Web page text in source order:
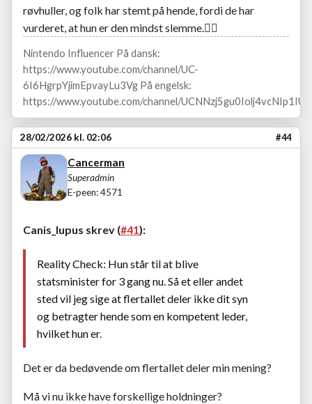
røvhuller, og folk har stemt på hende, fordi de har
vurderet, at hun er den mindst slemme.🤷‍♂️
Nintendo Influencer På dansk:
https://www.youtube.com/channel/UC-
6I6HgrpYjimEpvayLu3Vg På engelsk:
https://www.youtube.com/channel/UCNNzj5gu0Iolj4vcNIp1IUA
28/02/2026 kl. 02:06 #44
Cancerman
Superadmin
E-peen: 4571
Canis_lupus skrev (#41):
Reality Check: Hun står til at blive
statsminister for 3 gang nu. Så et eller andet
sted vil jeg sige at flertallet deler ikke dit syn
og betragter hende som en kompetent leder,
hvilket hun er.
Det er da bedøvende om flertallet deler min mening?
Må vi nu ikke have forskellige holdninger?